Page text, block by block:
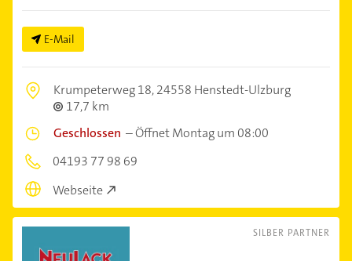
E-Mail
Krumpeterweg 18,24558 Henstedt-Ulzburg
17,7 km
Geschlossen –Öffnet Montag um 08:00
04193 77 98 69
Webseite
SILBER PARTNER